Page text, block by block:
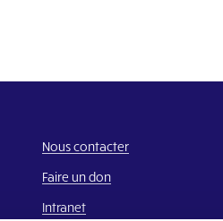
Nous contacter
Faire un don
Intranet